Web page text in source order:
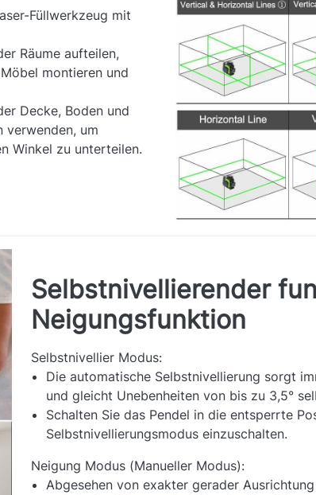
Füllwerkzeug mit
Räume aufteilen,
montieren und
Decke, Boden und
verwenden, um
Winkel zu unterteilen.
Selbstnivellierender
Neigungsfunktion
Selbstnivellier Modus:
Die automatische Selbstnivellierung sorgt
und gleicht Unebenheiten von bis zu 3,5°
Schalten Sie das Pendel in die entsperrte
Selbstnivellierungsmodus einzuschalten.
Neigung Modus (Manueller Modus):
Abgesehen von exakter gerader